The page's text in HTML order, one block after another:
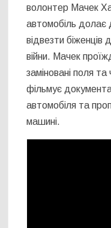
волонтер Мачек
автомобіль долає
відвезти біженців
війни. Мачек
заміновані поля та
фільмує
автомобіля та
машині.